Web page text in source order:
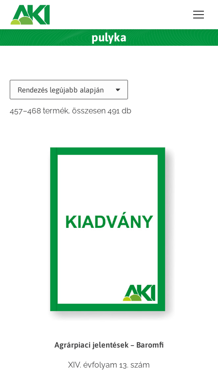
pulyka
457–468 termék, összesen 491 dbSorted
Agrárpiaci jelentések – Baromfi
XIV. évfolyam 13. szám